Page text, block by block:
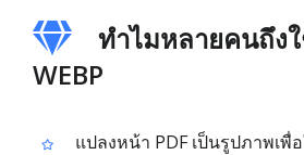
ทำไมหลายคนถึงใ
WEBP
แปลงหน้า PDF เป็นรูปภาพเพื่